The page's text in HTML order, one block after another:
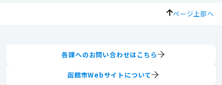
ページ上部へ
各課へのお問い合わせはこちら
函館市Webサイトについて